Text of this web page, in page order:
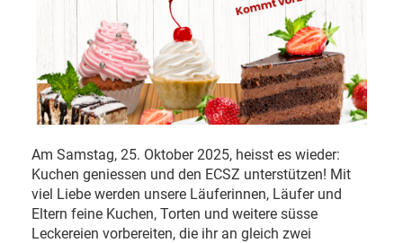
Am Samstag, 25. Oktober 2025, heisst es wieder:
Kuchen geniessen und den ECSZ unterstützen! Mit
viel Liebe werden unsere Läuferinnen, Läufer und
Eltern feine Kuchen, Torten und weitere süsse
Leckereien vorbereiten, die ihr an gleich zwei